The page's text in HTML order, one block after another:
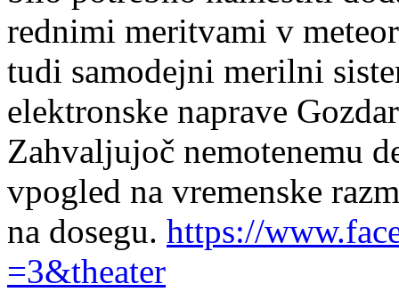
rednimi meritvami v
tudi samodejni merilni
elektronske naprave
Zahvaljujoč nemotenemu
vpogled na vremenske
na dosegu. https://
=3&theater